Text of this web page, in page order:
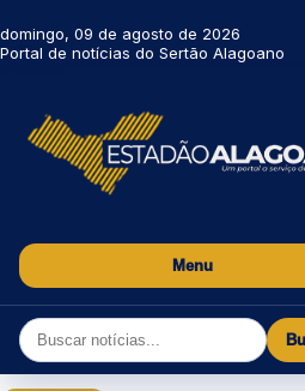
domingo, 09 de agosto de 2026
Portal de notícias do Sertão Alagoano
Menu